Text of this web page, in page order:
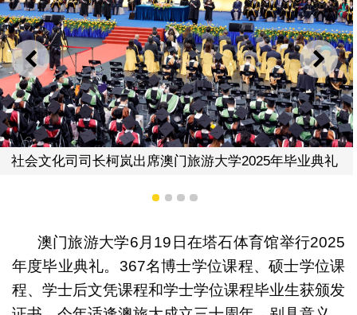
上一则 下一
典礼 吕剑英代校长致辞
1 2 3 4
澳门旅游大学6月19日在塔石体育馆举行2025
年度毕业典礼。367名博士学位课程、硕士学位课
程、学士后文凭课程和学士学位课程毕业生获颁发